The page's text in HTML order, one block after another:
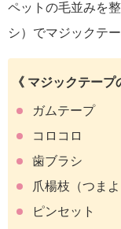
ペットの毛並みを
シ）でマジックテ
《 マジックテー
ガムテープ
コロコロ
歯ブラシ
爪楊枝（つまよ
ピンセット